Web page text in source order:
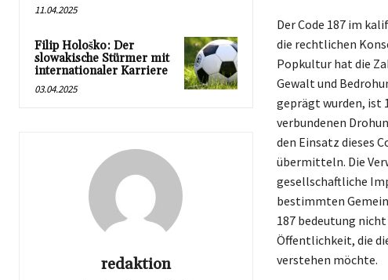
11.04.2025
Filip Hološko: Der
slowakische Stürmer mit
internationaler Karriere
03.04.2025
redaktion
Der Code 187 im
die rechtlichen
Popkultur hat die
Gewalt und
geprägt wurden, ist
verbundenen
den Einsatz dieses
übermitteln. Die
gesellschaftliche
bestimmten
187 bedeutung
Öffentlichkeit, die
verstehen möchte.